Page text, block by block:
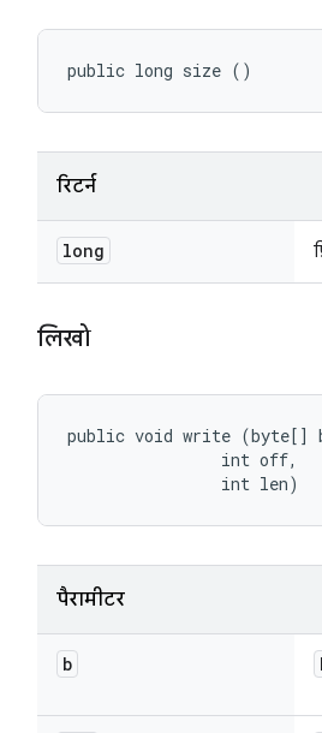
public long size ()
रिटर्न
long
लिखो
public void write (byte[]
                int off,
                int len)
पैरामीटर
b